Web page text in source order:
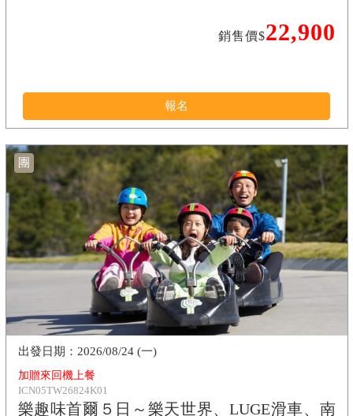
銷售價$22,900
報名
團
加贈來回機上餐
ICN05TW26824K01
樂趣味首爾５日～樂天世界、LUGE滑車、南
2026/08/24 (一)